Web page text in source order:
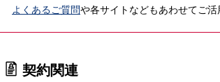
よくあるご質問や各サイトなどもあわせてご活
契約関連